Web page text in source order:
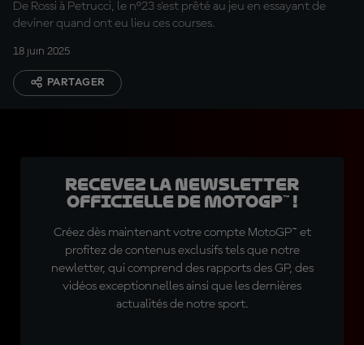
Bastianini
De Rossi à Petrucci, le n°23 s'est prêté au jeu en essayant de
deviner quand ont eu lieu ces courses.
18 juin 2025
PARTAGER
Recevez la Newsletter
officielle de MotoGP™ !
Créez dès maintenant votre compte MotoGP™ et
profitez de contenus exclusifs tels que notre
newletter, qui comprend des rapports des GP, des
vidéos exceptionnelles ainsi que les dernières
actualités de notre sport.